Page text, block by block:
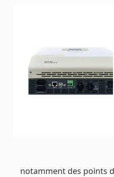
notamment des points